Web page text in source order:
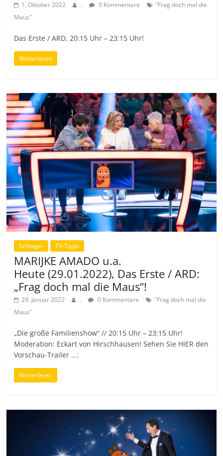
1. Oktober 2022 . 0 Kommentare
"Frag doch mal die
Maus"
Das Erste / ARD, 20:15 Uhr – 23:15 Uhr!
Weiterlesen
Schlager TV-Tipps
MARIJKE AMADO u.a.
Heute (29.01.2022), Das Erste / ARD:
„Frag doch mal die Maus“!
29. Januar 2022 . 0 Kommentare
"Frag doch mal die
Maus"
„Die große Familienshow“ // 20:15 Uhr – 23:15 Uhr!
Moderation: Eckart von Hirschhausen! Sehen Sie HIER den
Vorschau-Trailer …:
Weiterlesen